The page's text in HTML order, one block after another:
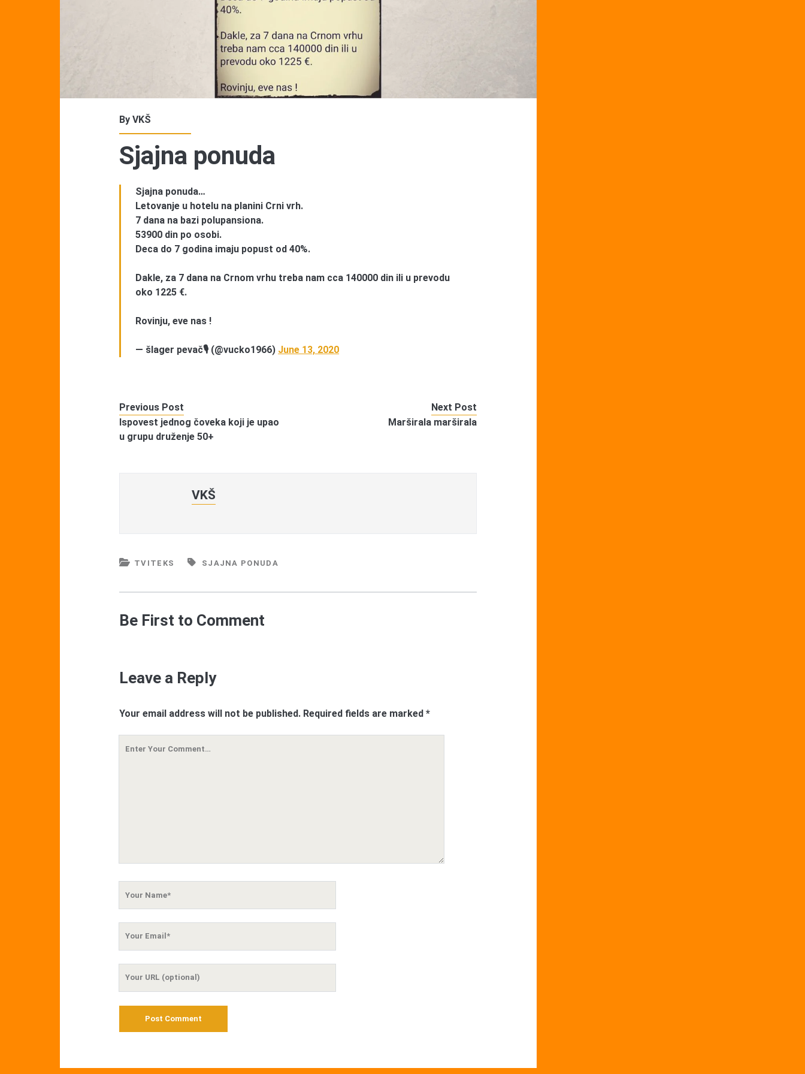
ByVKŠ
Sjajna ponuda
Sjajna ponuda…
Letovanje u hotelu na planini Crni vrh.
7 dana na bazi polupansiona.
53900 din po osobi.
Deca do 7 godina imaju popust od 40%.
Dakle, za 7 dana na Crnom vrhu treba nam cca 140000 din ili u prevodu
oko 1225 €.
Rovinju, eve nas !
— šlager pevač🎙 (@vucko1966) June 13, 2020
Previous Post
Ispovest jednog čoveka koji je upao
u grupu druženje 50+
Next Post
Marširala marširala
VKŠ
TVITEKS SJAJNA PONUDA
Be First to Comment
Leave a Reply
Your email address will not be published. Required fields are marked*